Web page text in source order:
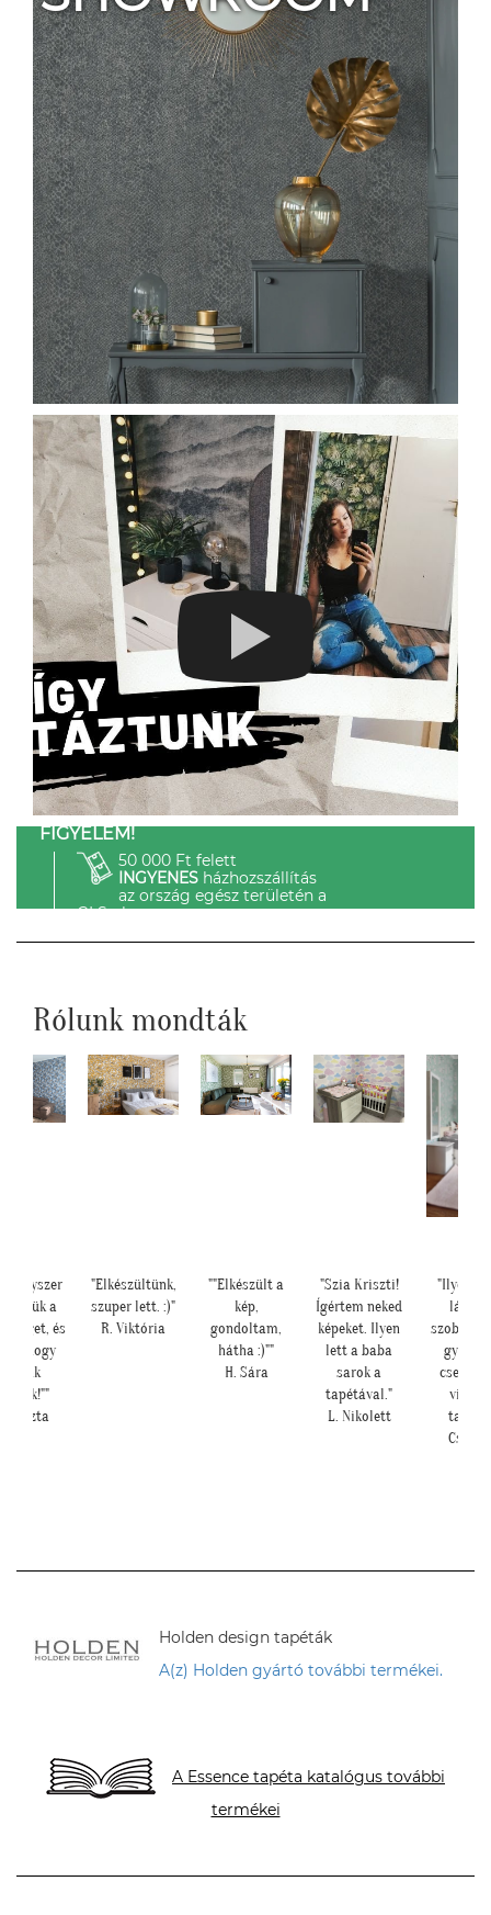
FIGYELEM!
50 000 Ft felett
INGYENESházhozszállítás
az ország egész területén a
GLS-el.
Rólunk mondták
egyszer
a
és
is, hogy
velünk
Kriszta
"Elkészültünk,
szuper lett. :)"
R. Viktória
""Elkészült a
kép,
gondoltam,
hátha :)""
H. Sára
"Szia Kriszti!
Ígértem neked
képeket. Ilyen
lett a baba
sarok a
tapétával."
L. Nikolett
"Ilyen
Cs.
Holden design tapéták
A(z) Holden gyártó további termékei.
A Essence tapéta katalógus további
termékei